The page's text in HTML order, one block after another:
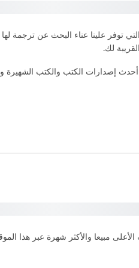
لك.
إصدارات الكتب والكتب الشهيرة
مبيعا والأكثر شهرة عبر هذا